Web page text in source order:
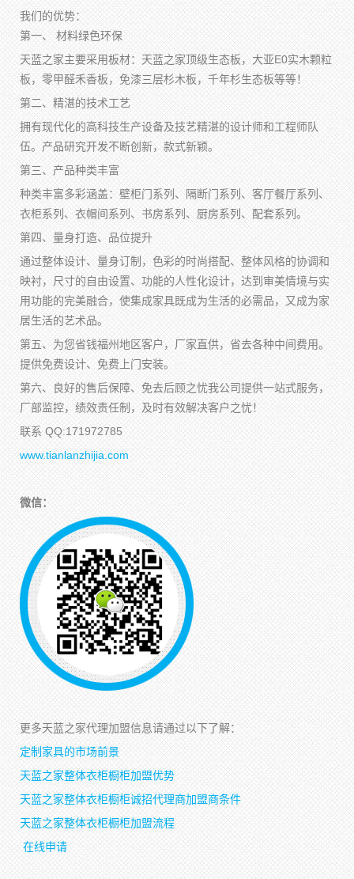
我们的优势：
第一、 材料绿色环保
天蓝之家主要采用板材：天蓝之家顶级生态板，大亚E0实木颗粒
板，零甲醛禾香板，免漆三层杉木板，千年杉生态板等等！
第二、精湛的技术工艺
拥有现代化的高科技生产设备及技艺精湛的设计师和工程师队
伍。产品研究开发不断创新，款式新颖。
第三、产品种类丰富
种类丰富多彩涵盖：壁柜门系列、隔断门系列、客厅餐厅系列、
衣柜系列、衣帽间系列、书房系列、厨房系列、配套系列。
第四、量身打造、品位提升
通过整体设计、量身订制，色彩的时尚搭配、整体风格的协调和
映衬，尺寸的自由设置、功能的人性化设计，达到审美情境与实
用功能的完美融合，使集成家具既成为生活的必需品，又成为家
居生活的艺术品。
第五、为您省钱福州地区客户，厂家直供，省去各种中间费用。
提供免费设计、免费上门安装。
第六、良好的售后保障、免去后顾之忧我公司提供一站式服务，
厂部监控，绩效责任制，及时有效解决客户之忧！
联系 QQ:171972785
www.tianlanzhijia.com
微信：
更多天蓝之家代理加盟信息请通过以下了解：
定制家具的市场前景
天蓝之家整体衣柜橱柜加盟优势
天蓝之家整体衣柜橱柜诚招代理商加盟商条件
天蓝之家整体衣柜橱柜加盟流程
在线申请